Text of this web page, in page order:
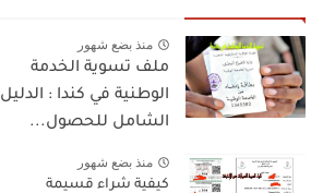
منذ بضع شهور
ملف تسوية الخدمة
الوطنية في كندا : الدليل
الشامل للحصول...
منذ بضع شهور
كيفية شراء قسيمة